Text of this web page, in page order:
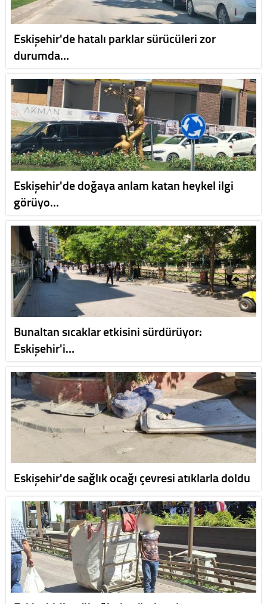
Eskişehir'de hatalı parklar sürücüleri zor
durumda…
Eskişehir'de doğaya anlam katan heykel ilgi
görüyo…
Bunaltan sıcaklar etkisini sürdürüyor:
Eskişehir'i…
Eskişehir'de sağlık ocağı çevresi atıklarla doldu